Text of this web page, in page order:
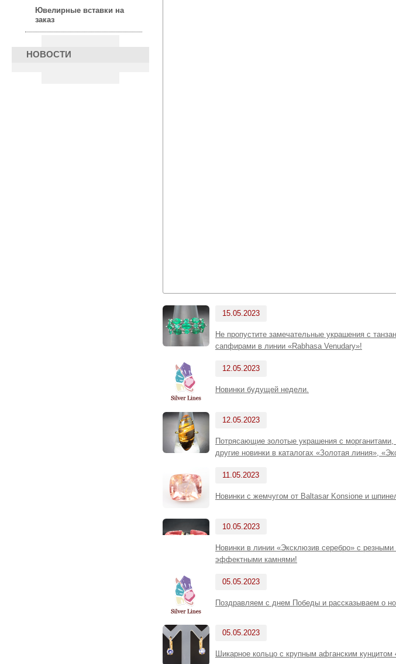
Ювелирные вставки на
заказ
НОВОСТИ
15.05.2023
Не пропустите замечательные украшения с
сапфирами в линии «Rabhasa Venudary»!
12.05.2023
Новинки будущей недели.
12.05.2023
Потрясающие золотые украшения с
другие новинки в каталогах «Золотая линия»,
11.05.2023
Новинки с жемчугом от Baltasar Konsione и
10.05.2023
Новинки в линии «Эксклюзив серебро» с
эффектными камнями!
05.05.2023
Поздравляем с днем Победы и рассказываем о
05.05.2023
Шикарное кольцо с крупным афганским кунцитом